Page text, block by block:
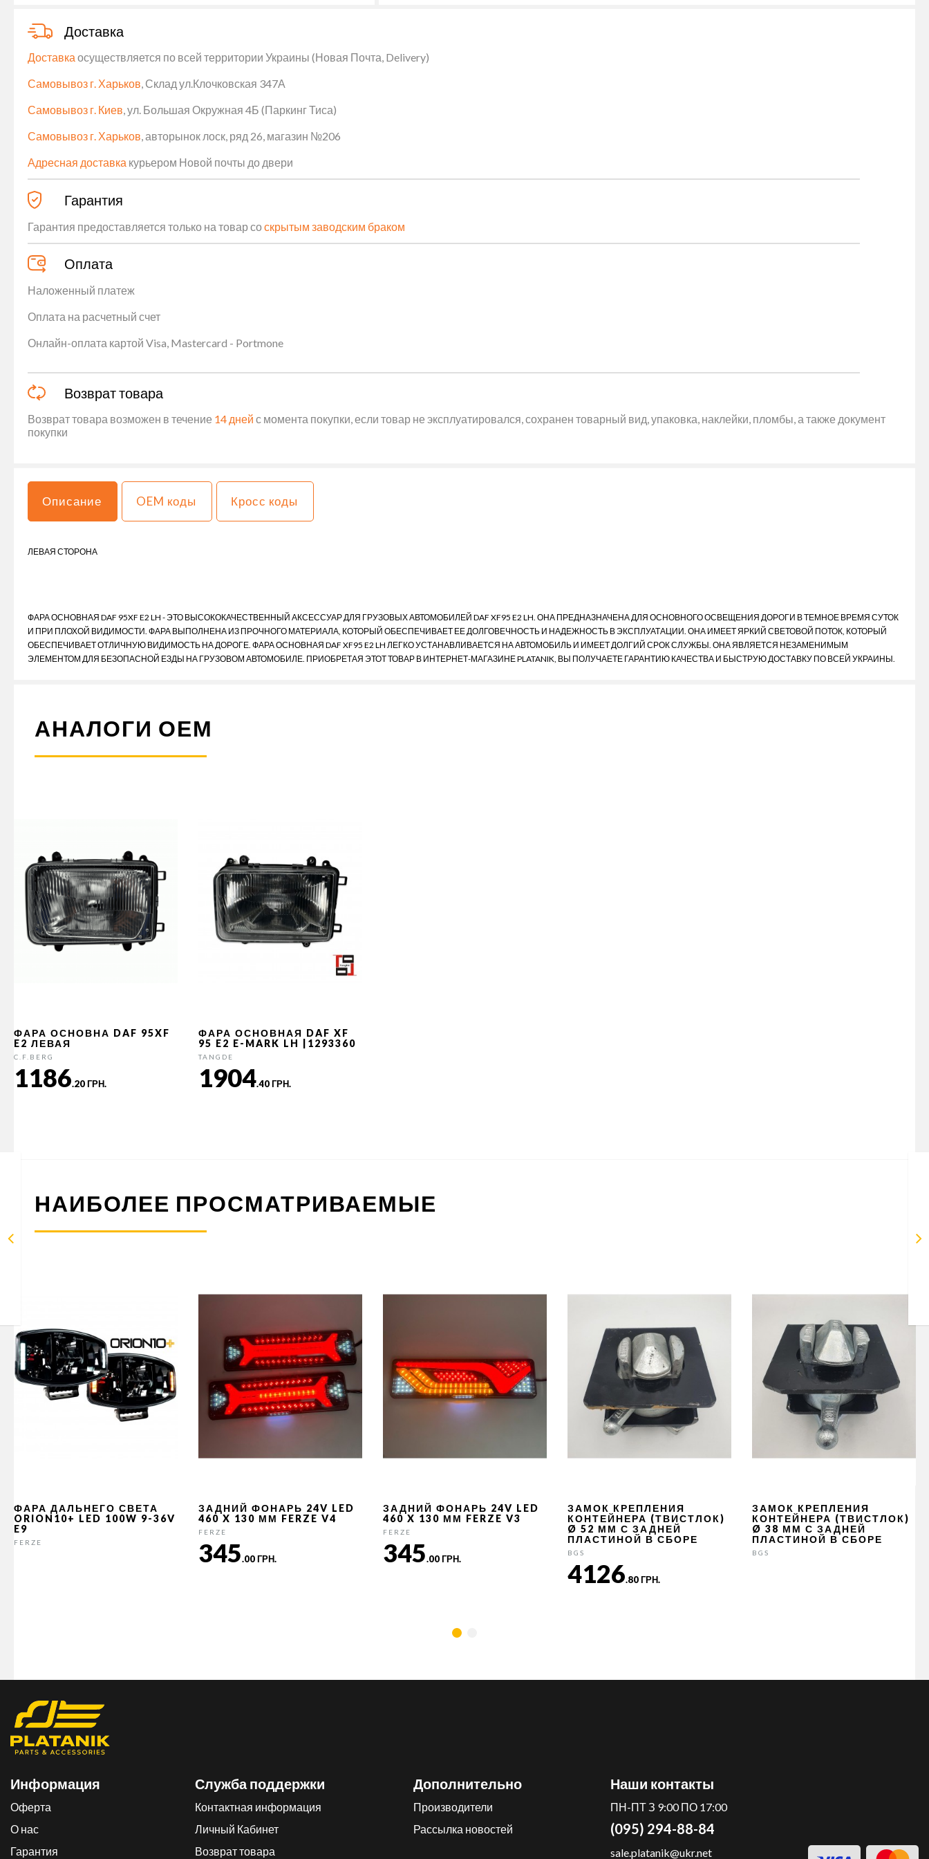
Доставка
Доставка осуществляется по всей территории Украины (Новая Почта, Delivery)
Самовывоз г. Харьков , Склад ул.Клочковская 347А
Самовывоз г. Киев , ул. Большая Окружная 4Б (Паркинг Тиса)
Самовывоз г. Харьков , авторынок лоск, ряд 26, магазин №206
Адресная доставка курьером Новой почты до двери
Гарантия
Гарантия предоставляется только на товар соскрытым заводским браком
Оплата
Наложенный платеж
Оплата на расчетный счет
Онлайн-оплата картой Visa, Mastercard - Portmone
Возврат товара
Возврат товара возможен в течение 14 дней с момента покупки, если товар не эксплуатировался, сохранен товарный вид, упаковка, наклейки, пломбы, а также документ
покупки
Описание OEM коды Кросс коды
ЛЕВАЯ СТОРОНА
ФАРА ОСНОВНАЯ DAF 95XF E2 LH - ЭТО ВЫСОКОКАЧЕСТВЕННЫЙ АКСЕССУАР ДЛЯ ГРУЗОВЫХ АВТОМОБИЛЕЙ DAF XF95 E2 LH. ОНА ПРЕДНАЗНАЧЕНА ДЛЯ ОСНОВНОГО ОСВЕЩЕНИЯ ДОРОГИ В ТЕМНОЕ ВРЕМЯ СУТОК
И ПРИ ПЛОХОЙ ВИДИМОСТИ. ФАРА ВЫПОЛНЕНА ИЗ ПРОЧНОГО МАТЕРИАЛА, КОТОРЫЙ ОБЕСПЕЧИВАЕТ ЕЕ ДОЛГОВЕЧНОСТЬ И НАДЕЖНОСТЬ В ЭКСПЛУАТАЦИИ. ОНА ИМЕЕТ ЯРКИЙ СВЕТОВОЙ ПОТОК, КОТОРЫЙ
ОБЕСПЕЧИВАЕТ ОТЛИЧНУЮ ВИДИМОСТЬ НА ДОРОГЕ. ФАРА ОСНОВНАЯ DAF XF95 E2 LH ЛЕГКО УСТАНАВЛИВАЕТСЯ НА АВТОМОБИЛЬ И ИМЕЕТ ДОЛГИЙ СРОК СЛУЖБЫ. ОНА ЯВЛЯЕТСЯ НЕЗАМЕНИМЫМ
ЭЛЕМЕНТОМ ДЛЯ БЕЗОПАСНОЙ ЕЗДЫ НА ГРУЗОВОМ АВТОМОБИЛЕ. ПРИОБРЕТАЯ ЭТОТ ТОВАР В ИНТЕРНЕТ-МАГАЗИНЕ PLATANIK, ВЫ ПОЛУЧАЕТЕ ГАРАНТИЮ КАЧЕСТВА И БЫСТРУЮ ДОСТАВКУ ПО ВСЕЙ УКРАИНЫ.
АНАЛОГИ ОЕМ
ФАРА ОСНОВНА DAF 95XF
E2 ЛЕВАЯ
C.F.BERG
1186.20 ГРН.
ФАРА ОСНОВНАЯ DAF XF
95 E2 E-MARK LH |1293360
TANGDE
1904.40 ГРН.
НАИБОЛЕЕ ПРОСМАТРИВАЕМЫЕ
ФАРА ДАЛЬНЕГО СВЕТА
ORION10+ LED 100W 9-36V
E9
FERZE
ЗАДНИЙ ФОНАРЬ 24V LED
460 X 130 ММ FERZE V4
FERZE
345.00 ГРН.
ЗАДНИЙ ФОНАРЬ 24V LED
460 X 130 ММ FERZE V3
FERZE
345.00 ГРН.
ЗАМОК КРЕПЛЕНИЯ
КОНТЕЙНЕРА (ТВИСТЛОК)
Ø 52 ММ С ЗАДНЕЙ
ПЛАСТИНОЙ В СБОРЕ
BGS
4126.80 ГРН.
ЗАМОК КРЕПЛЕНИЯ
КОНТЕЙНЕРА (ТВИСТЛОК)
Ø 38 ММ С ЗАДНЕЙ
ПЛАСТИНОЙ В СБОРЕ
BGS
Информация
Оферта
О нас
Гарантия
Служба поддержки
Контактная информация
Личный Кабинет
Возврат товара
Дополнительно
Производители
Рассылка новостей
Наши контакты
ПН-ПТ З 9:00 ПО 17:00
(095) 294-88-84
sale.platanik@ukr.net